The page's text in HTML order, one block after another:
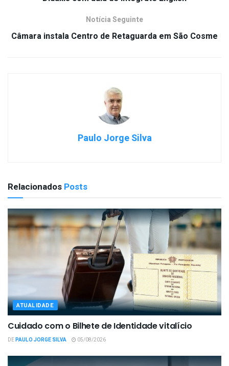
Notícia Seguinte
Câmara instala Centro de Retaguarda em São Cosme
Paulo Jorge Silva
Relacionados Posts
ATUALIDADE
Cuidado com o Bilhete de Identidade vitalício
DEPAULO JORGE SILVA 05/08/2026